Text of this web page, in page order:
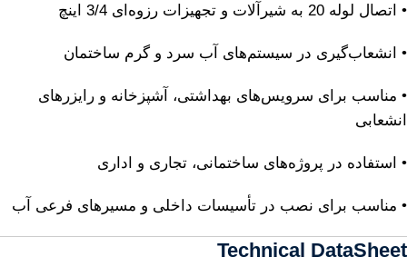
• اتصال لوله 20 به شیرآلات و تجهیزات رزوه‌ای 3/4 اینچ
• انشعاب‌گیری در سیستم‌های آب سرد و گرم ساختمان
• مناسب برای سرویس‌های بهداشتی، آشپزخانه و رایزرهای
انشعابی
• استفاده در پروژه‌های ساختمانی، تجاری و اداری
• مناسب برای نصب در تأسیسات داخلی و مسیرهای فرعی آب
Technical DataSheet